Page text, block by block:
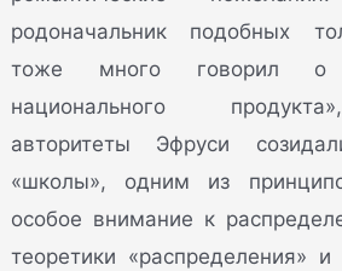
родоначальник подобных
тоже много говорил о
национального
авторитеты Эфруси
«школы», одним из
особое внимание к
теоретики «распределения» и